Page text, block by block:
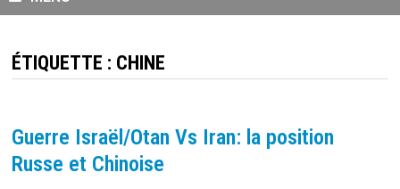
ÉTIQUETTE : CHINE
Guerre Israël/Otan Vs Iran: la position
Russe et Chinoise